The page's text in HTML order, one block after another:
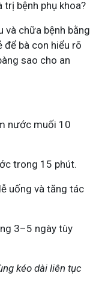
bệnh phụ khoa?
và chữa bệnh bằng
để bà con hiểu rõ
sao cho an
nước muối 10
trong 15 phút.
uống và tăng tác
3–5 ngày tùy
kéo dài liên tục